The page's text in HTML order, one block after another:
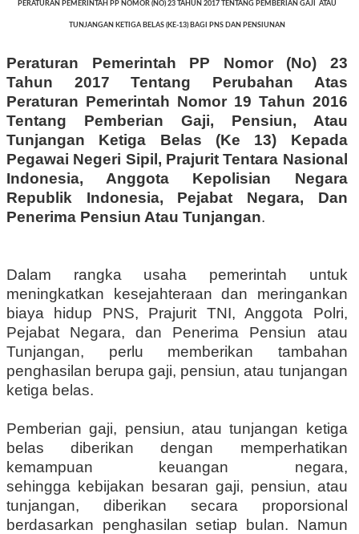
PERATURAN PEMERINTAH PP NOMOR (NO) 23 TAHUN 2017 TENTANG PEMBERIAN GAJI ATAU
TUNJANGAN KETIGA BELAS (KE-13) BAGI PNS DAN PENSIUNAN
Peraturan Pemerintah PP Nomor (No) 23
Tahun 2017 Tentang Perubahan Atas
Peraturan Pemerintah Nomor 19 Tahun 2016
Tentang Pemberian Gaji, Pensiun, Atau
Tunjangan Ketiga Belas (Ke 13) Kepada
Pegawai Negeri Sipil, Prajurit Tentara Nasional
Indonesia, Anggota Kepolisian Negara
Republik Indonesia, Pejabat Negara, Dan
Penerima Pensiun Atau Tunjangan.
Dalam rangka usaha pemerintah untuk
meningkatkan kesejahteraan dan meringankan
biaya hidup PNS, Prajurit TNI, Anggota Polri,
Pejabat Negara, dan Penerima Pensiun atau
Tunjangan, perlu memberikan tambahan
penghasilan berupa gaji, pensiun, atau tunjangan
ketiga belas.
Pemberian gaji, pensiun, atau tunjangan ketiga
belas diberikan dengan memperhatikan
kemampuan keuangan negara,
sehingga kebijakan besaran gaji, pensiun, atau
tunjangan, diberikan secara proporsional
berdasarkan penghasilan setiap bulan. Namun